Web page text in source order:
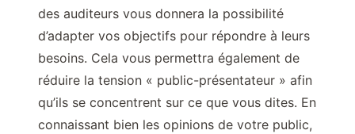
des auditeurs vous donnera la possibilité
d’adapter vos objectifs pour répondre à leurs
besoins. Cela vous permettra également de
réduire la tension « public-présentateur » afin
qu’ils se concentrent sur ce que vous dites. En
connaissant bien les opinions de votre public,